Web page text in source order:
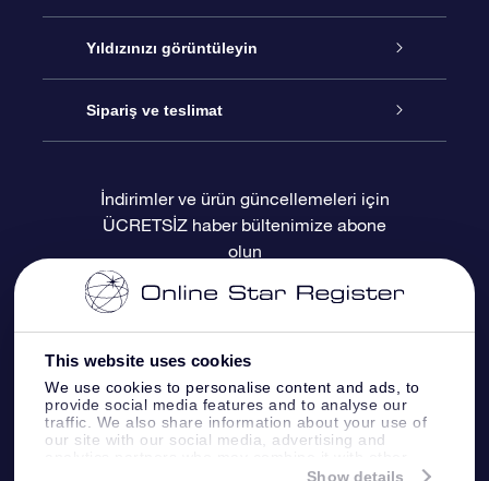
This website uses cookies
We use cookies to personalise content and ads, to
provide social media features and to analyse our
traffic. We also share information about your use of
our site with our social media, advertising and
information that you’ve provided to them or that
Show details
İletişim
Blogu
Değerlendirmeler
Çevrimiçi Yıldız Hediyesi
OSR Hediye Paketi
OSR Hediye Kartı
Kurumsal hediyeler
Yıldızınızı görüntüleyin
Star Register
Kişiselleştirilmiş Yıldız Sayfası
Bir Milyon Yıldız
OSR Starsaver
Fly me to the stars VR sanal gerçeklik
uygulaması
Sipariş ve teslimat
Ödeme bilgileri
Sevkiyat bilgileri
İade Politikası
Takımyıldızı
İndirimler ve ürün güncellemeleri için
ÜCRETSİZ haber bültenimize abone
olun